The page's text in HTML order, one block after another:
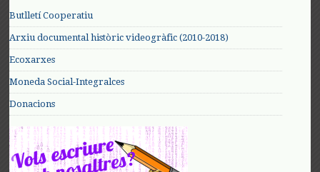
Butlletí Cooperatiu
Arxiu documental històric videogràfic (2010-2018)
Ecoxarxes
Moneda Social-Integralces
Donacions